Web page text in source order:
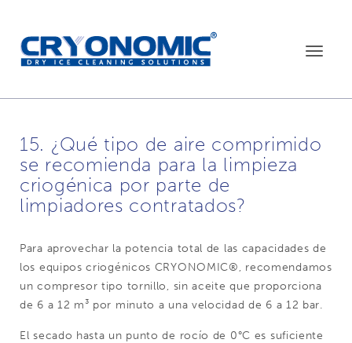
Toggle
15. ¿Qué tipo de aire comprimido
se recomienda para la limpieza
criogénica por parte de
limpiadores contratados?
Para aprovechar la potencia total de las capacidades de
los equipos criogénicos CRYONOMIC®, recomendamos
un compresor tipo tornillo, sin aceite que proporciona
de 6 a 12 m³ por minuto a una velocidad de 6 a 12 bar.
El secado hasta un punto de rocío de 0°C es suficiente